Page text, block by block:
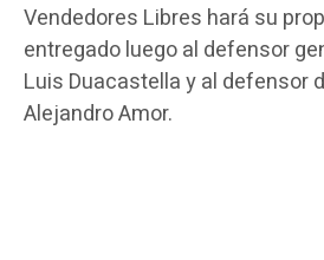
Vendedores Libres hará su
entregado luego al defensor
Luis Duacastella y al defensor
Alejandro Amor.